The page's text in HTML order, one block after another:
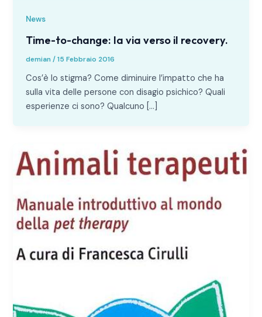
News
Time-to-change: la via verso il recovery.
demian/15 Febbraio 2016
Cos’è lo stigma? Come diminuire l’impatto che ha
sulla vita delle persone con disagio psichico? Quali
esperienze ci sono? Qualcuno […]